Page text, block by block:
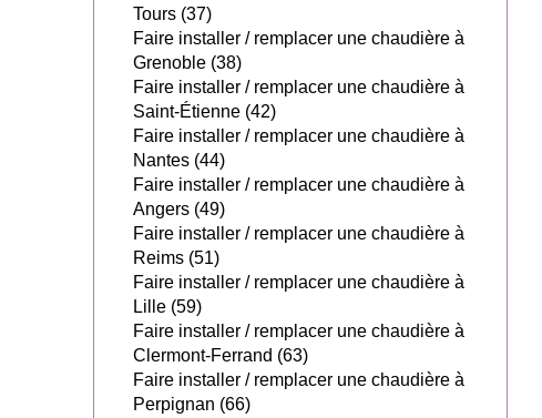
Tours (37)
Faire installer / remplacer une chaudière à
Grenoble (38)
Faire installer / remplacer une chaudière à
Saint-Étienne (42)
Faire installer / remplacer une chaudière à
Nantes (44)
Faire installer / remplacer une chaudière à
Angers (49)
Faire installer / remplacer une chaudière à
Reims (51)
Faire installer / remplacer une chaudière à
Lille (59)
Faire installer / remplacer une chaudière à
Clermont-Ferrand (63)
Faire installer / remplacer une chaudière à
Perpignan (66)